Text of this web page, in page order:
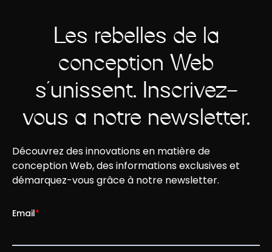
Les rebelles de la
conception Web
s'unissent. Inscrivez-
vous à notre newsletter.
Découvrez des innovations en matière de
conception Web, des informations exclusives et
démarquez-vous grâce à notre newsletter.